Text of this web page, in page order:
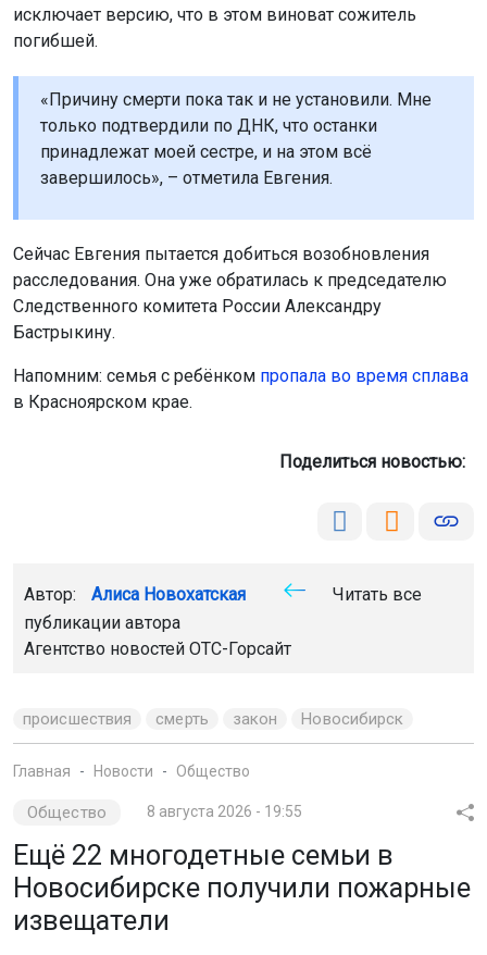
исключает версию, что в этом виноват сожитель
погибшей.
«Причину смерти пока так и не установили. Мне
только подтвердили по ДНК, что останки
принадлежат моей сестре, и на этом всё
завершилось», – отметила Евгения.
Сейчас Евгения пытается добиться возобновления
расследования. Она уже обратилась к председателю
Следственного комитета России Александру
Бастрыкину.
Напомним: семья с ребёнком пропала во время сплава
в Красноярском крае.
Поделиться новостью:
Автор: Алиса Новохатская
Читать все
публикации автора
Агентство новостей ОТС-Горсайт
происшествия смерть закон Новосибирск
Главная Новости Общество
Общество 8 августа 2026 - 19:55
Ещё 22 многодетные семьи в
Новосибирске получили пожарные
извещатели